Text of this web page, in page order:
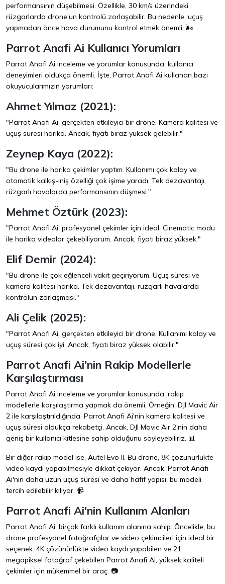
performansının düşebilmesi. Özellikle, 30 km/s üzerindeki
rüzgarlarda drone'un kontrolü zorlaşabilir. Bu nedenle, uçuş
yapmadan önce hava durumunu kontrol etmek önemli. 🌬️
Parrot Anafi Ai Kullanıcı Yorumları
Parrot Anafi Ai inceleme ve yorumlar konusunda, kullanıcı
deneyimleri oldukça önemli. İşte, Parrot Anafi Ai kullanan bazı
okuyucularımızın yorumları:
Ahmet Yılmaz (2021):
"Parrot Anafi Ai, gerçekten etkileyici bir drone. Kamera kalitesi ve
uçuş süresi harika. Ancak, fiyatı biraz yüksek gelebilir."
Zeynep Kaya (2022):
"Bu drone ile harika çekimler yaptım. Kullanımı çok kolay ve
otomatik kalkış-iniş özelliği çok işime yaradı. Tek dezavantajı,
rüzgarlı havalarda performansının düşmesi."
Mehmet Öztürk (2023):
"Parrot Anafi Ai, profesyonel çekimler için ideal. Cinematic modu
ile harika videolar çekebiliyorum. Ancak, fiyatı biraz yüksek."
Elif Demir (2024):
"Bu drone ile çok eğlenceli vakit geçiriyorum. Uçuş süresi ve
kamera kalitesi harika. Tek dezavantajı, rüzgarlı havalarda
kontrolün zorlaşması."
Ali Çelik (2025):
"Parrot Anafi Ai, gerçekten etkileyici bir drone. Kullanımı kolay ve
uçuş süresi çok iyi. Ancak, fiyatı biraz yüksek olabilir."
Parrot Anafi Ai'nin Rakip Modellerle
Karşılaştırması
Parrot Anafi Ai inceleme ve yorumlar konusunda, rakip
modellerle karşılaştırma yapmak da önemli. Örneğin, DJI Mavic Air
2 ile karşılaştırıldığında, Parrot Anafi Ai'nin kamera kalitesi ve
uçuş süresi oldukça rekabetçi. Ancak, DJI Mavic Air 2'nin daha
geniş bir kullanıcı kitlesine sahip olduğunu söyleyebiliriz. 📊
Bir diğer rakip model ise, Autel Evo II. Bu drone, 8K çözünürlükte
video kaydı yapabilmesiyle dikkat çekiyor. Ancak, Parrot Anafi
Ai'nin daha uzun uçuş süresi ve daha hafif yapısı, bu modeli
tercih edilebilir kılıyor. 📹
Parrot Anafi Ai'nin Kullanım Alanları
Parrot Anafi Ai, birçok farklı kullanım alanına sahip. Öncelikle, bu
drone profesyonel fotoğrafçılar ve video çekimcileri için ideal bir
seçenek. 4K çözünürlükte video kaydı yapabilen ve 21
megapiksel fotoğraf çekebilen Parrot Anafi Ai, yüksek kaliteli
çekimler için mükemmel bir araç. 📷